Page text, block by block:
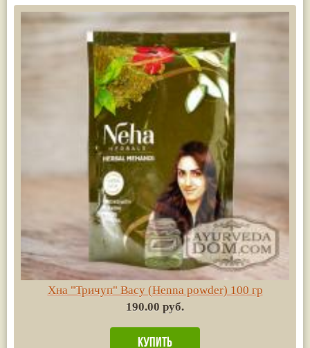
Хна "Тричуп" Васу (Henna powder) 100 гр
190.00 руб.